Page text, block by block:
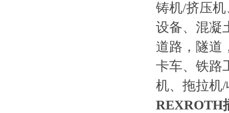
铸机/挤压
设备、混凝
道路，隧道
卡车、铁路
机、拖拉机
REXROTH